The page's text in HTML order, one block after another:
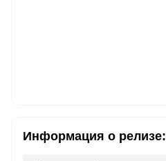
Информация о релизе: